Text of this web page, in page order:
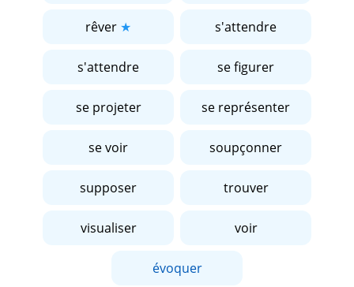
rêver s'attendre
s'attendre se figurer
se projeter se représenter
se voir soupçonner
supposer trouver
visualiser voir
évoquer